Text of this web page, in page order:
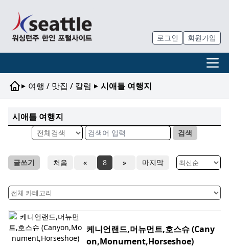
로그인 회원가입
▸ 여행 / 맛집 / 칼럼 ▸ 시애틀 여행지
시애틀 여행지
검색
글쓰기 처음 « 8 » 마지막
케니언랜드,머뉴먼트,호스슈 (Cany
on,Monument,Horseshoe)